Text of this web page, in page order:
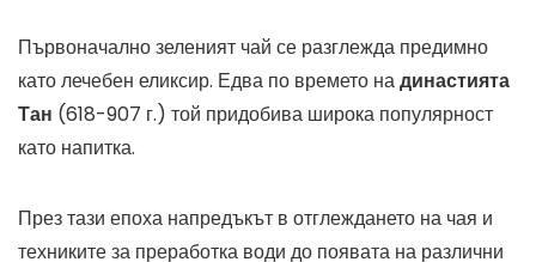
Първоначално зеленият чай се разглежда предимно
като лечебен еликсир. Едва по времето надинастията
Тан (618-907 г.) той придобива широка популярност
като напитка.
През тази епоха напредъкът в отглеждането на чая и
техниките за преработка води до появата на различни